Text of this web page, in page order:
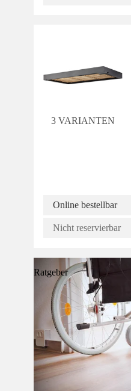
3 VARIANTEN
Online bestellbar
Nicht reservierbar
Ratgeber